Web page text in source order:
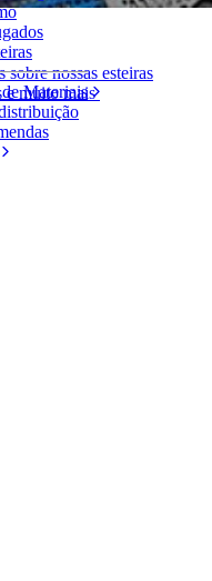
nossas esteiras
e muito mais
Materiais